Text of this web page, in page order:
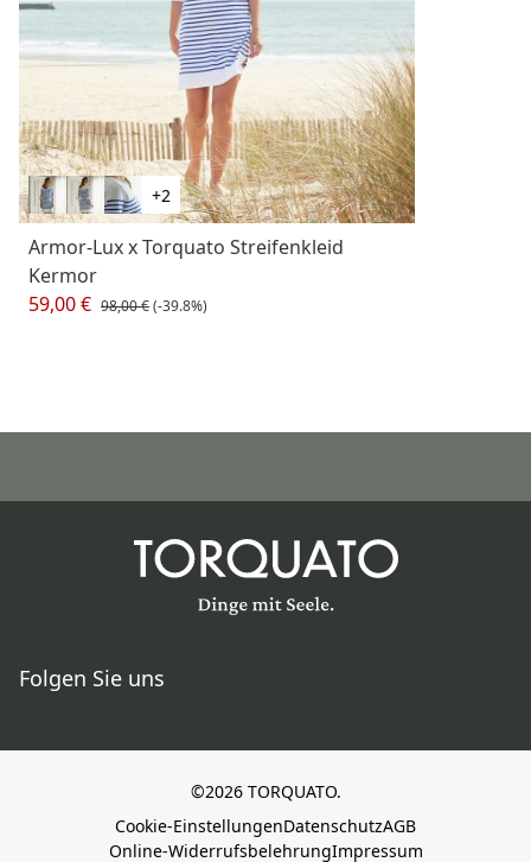
+2
Armor-Lux x Torquato Streifenkleid
Kermor
59,00 € 98,00 €(-39.8%)
Folgen Sie uns
©2026 TORQUATO.
Cookie-EinstellungenDatenschutzAGB
Online-WiderrufsbelehrungImpressum